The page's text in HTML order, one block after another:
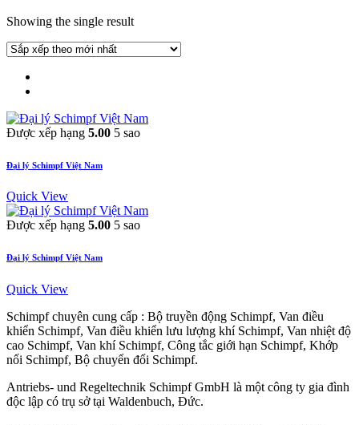
Showing the single result
Được xếp hạng 5.00 5 sao
Đại lý Schimpf Việt Nam
Quick View
Được xếp hạng 5.00 5 sao
Đại lý Schimpf Việt Nam
Quick View
Schimpf chuyên cung cấp : Bộ truyền động Schimpf, Van điều
khiển Schimpf, Van điều khiển lưu lượng khí Schimpf, Van nhiệt độ
cao Schimpf, Van khí Schimpf, Công tắc giới hạn Schimpf, Khớp
nối Schimpf, Bộ chuyển đổi Schimpf.
Antriebs- und Regeltechnik Schimpf GmbH là một công ty gia đình
độc lập có trụ sở tại Waldenbuch, Đức.